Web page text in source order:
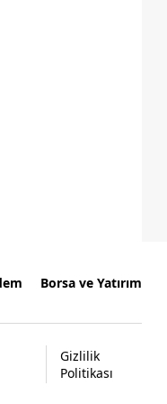
Borsa ve Yatırım
Gizlilik
Politikası